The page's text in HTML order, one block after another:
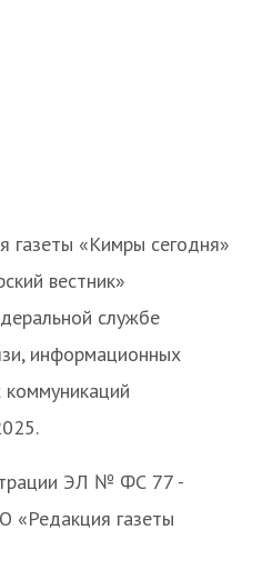
«Кимры сегодня»
вестник»
службе
информационных
коммуникаций
ЭЛ № ФС 77 -
«Редакция газеты